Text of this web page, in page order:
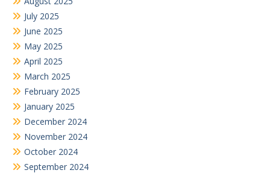
July 2025
June 2025
May 2025
April 2025
March 2025
February 2025
January 2025
December 2024
November 2024
October 2024
September 2024